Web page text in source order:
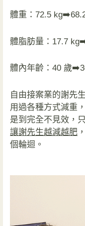
體重：72.5
體脂肪量：17.7
體內年齡：40 歲
自由接案業的謝先
用過各種方式減重
是到完全不見效，
讓謝先生越減越肥
個輪迴。